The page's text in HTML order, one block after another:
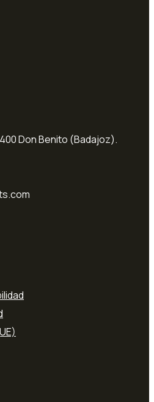
Don Benito (Badajoz).